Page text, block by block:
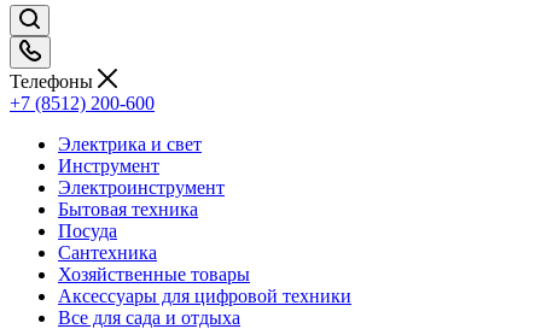
Телефоны
+7 (8512) 200-600
Электрика и свет
Инструмент
Электроинструмент
Бытовая техника
Посуда
Сантехника
Хозяйственные товары
Аксессуары для цифровой техники
Все для сада и отдыха